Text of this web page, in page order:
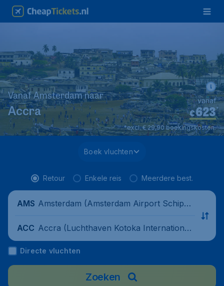
Vanaf Amsterdam naar
Accra €623*
vanaf
*excl. € 29,90 boekingskosten.
Boek vluchten
Retour Enkele reis Meerdere best.
AMS Amsterdam (Amsterdam Airport Schipho
ACC Accra (Luchthaven Kotoka Internationaa
l), Ghana
Directe vluchten
Zoeken